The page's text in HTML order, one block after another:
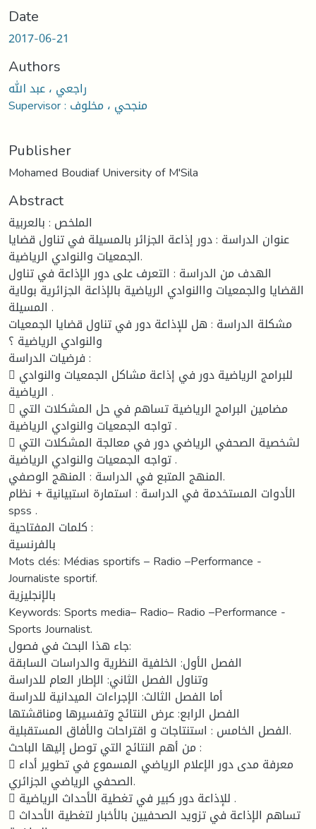
Date
2017-06-21
Authors
راجعي ، عبد الله
Supervisor : منجحي ، مخلوف
Publisher
Mohamed Boudiaf University of M'Sila
Abstract
الملخص : بالعربية
عنوان الدراسة : دور إذاعة الجزائر بالمسيلة في تناول قضايا
الجمعيات والنوادي الرياضية.
الهدف من الدراسة : التعرف على دور الإذاعة في تناول
القضايا والجمعيات واالنوادي الرياضية بالإذاعة الجزائرية بولاية
المسيلة .
مشكلة الدراسة : هل للإذاعة دور في تناول قضايا الجمعيات
والنوادي الرياضية ؟
فرضيات الدراسة :
 للبرامج الرياضية دور في إذاعة مشاكل الجمعيات والنوادي
الرياضية .
 مضامين البرامج الرياضية تساهم في حل المشكلات التي
تواجه الجمعيات والنوادي الرياضية .
 لشخصية الصحفي الرياضي دور في معالجة المشكلات التي
تواجه الجمعيات والنوادي الرياضية .
المنهج المتبع في الدراسة : المنهج الوصفي.
الأدوات المستخدمة في الدراسة : استمارة استبيانية + نظام
spss .
كلمات المفتاحية :
بالفرنسية
Mots clés: Médias sportifs – Radio –Performance -
Journaliste sportif.
بالإنجليزية
Keywords: Sports media– Radio– Radio –Performance -
Sports Journalist.
جاء هذا البحث في فصول:
الفصل الأول: الخلفية النظرية والدراسات السابقة
وتناول الفصل الثاني: الإطار العام للدراسة
أما الفصل الثالث: الإجراءات الميدانية للدراسة
الفصل الرابع: عرض النتائج وتفسيرها ومناقشتها
الفصل الخامس : استنتاجات و اقتراحات والأفاق المستقبلية.
من أهم النتائج التي توصل إليها الباحث :
 معرفة مدى دور الإعلام الرياضي المسموع في تطوير أداء
الصحفي الرياضي الجزائري.
 للإذاعة دور كبير في تغطية الأحداث الرياضية .
 تساهم الإذاعة في تزويد الصحفيين بالأخبار لتغطية الأحداث